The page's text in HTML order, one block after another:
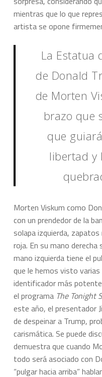
mientras que lo que
artista se opone
La Estatua
de Donald
de Morten
brazo que
que
libertad y
Morten Viskum como
con un prendedor de la
solapa izquierda,
roja. En su mano
mano izquierda tiene el
que le hemos visto
identificador más
el programa The Tonight
este año, el presentador
de despeinar a Trump,
carismática. Se puede
demuestra que cuando
todo será asociado con
“pulgar hacia arriba”